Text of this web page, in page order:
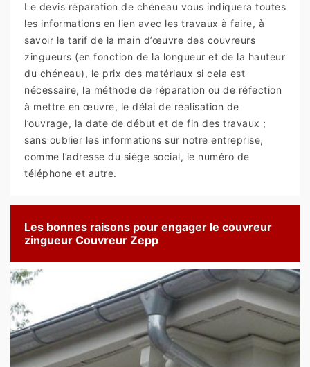
Le devis réparation de chéneau vous indiquera toutes
les informations en lien avec les travaux à faire, à
savoir le tarif de la main d’œuvre des couvreurs
zingueurs (en fonction de la longueur et de la hauteur
du chéneau), le prix des matériaux si cela est
nécessaire, la méthode de réparation ou de réfection
à mettre en œuvre, le délai de réalisation de
l’ouvrage, la date de début et de fin des travaux ;
sans oublier les informations sur notre entreprise,
comme l’adresse du siège social, le numéro de
téléphone et autre.
Les bonnes raisons pour engager le couvreur
zingueur Couvreur Zepp